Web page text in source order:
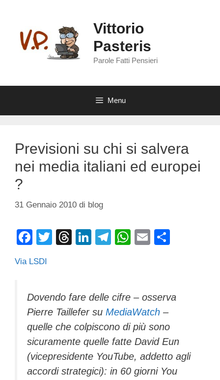
contenuto
Vittorio
Pasteris
Parole Fatti Pensieri
Menu
Previsioni su chi si salvera
nei media italiani ed europei
?
31 Gennaio 2010 di blog
F
c
b
o
o
k
T
T
d
s
Li
dI
n
T
a
m
W
A
p
p
E
vi
Via LSDI
Dovendo fare delle cifre – osserva
Pierre Taillefer su MediaWatch –
quelle che colpiscono di più sono
sicuramente quelle fatte David Eun
(vicepresidente YouTube, addetto agli
accordi strategici): in 60 giorni You